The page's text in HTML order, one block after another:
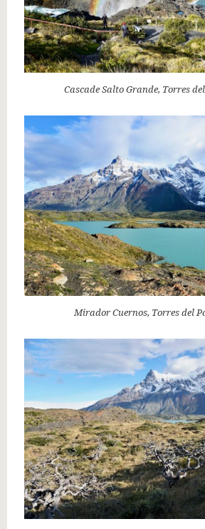
Cascade Salto Grande, Torres
Mirador Cuernos, Torres del